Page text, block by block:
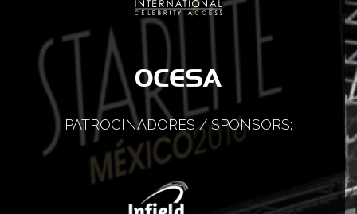
PATROCINADORES / SPONSORS: